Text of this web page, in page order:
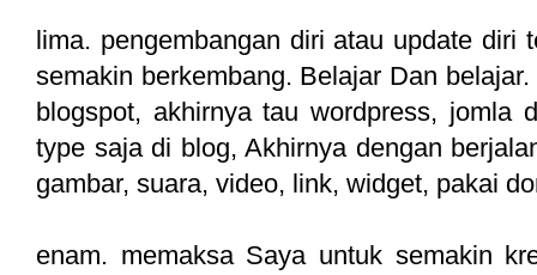
lima. pengembangan diri atau update diri
semakin berkembang. Belajar Dan
blogspot, akhirnya tau wordpress, jomla
type saja di blog, Akhirnya dengan
gambar, suara, video, link, widget, pakai
enam. memaksa Saya untuk semakin